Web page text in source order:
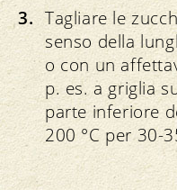
Tagliare le
senso della
o con un
p. es. a griglia
parte inferiore
200 °C per 30-